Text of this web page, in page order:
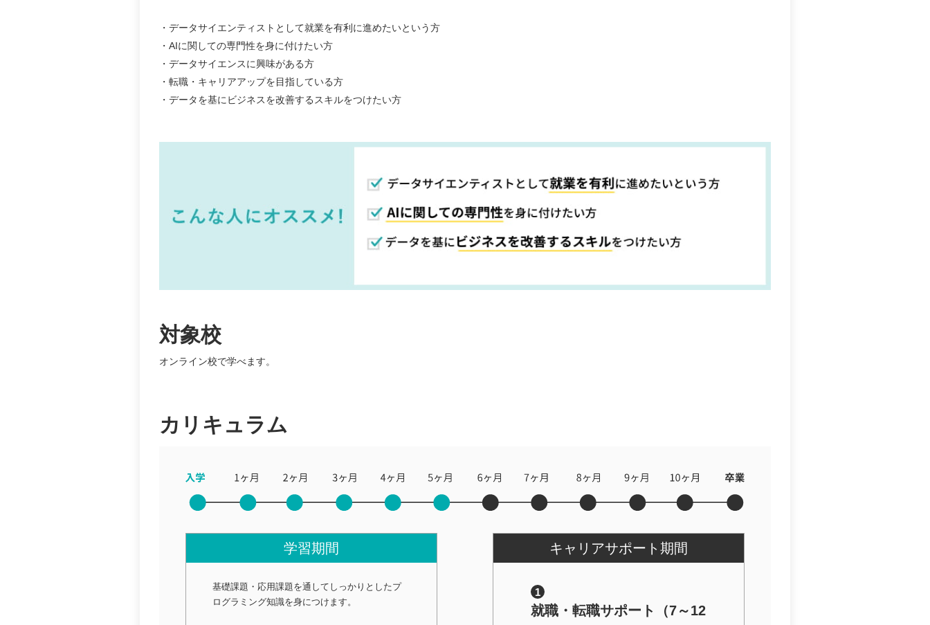
データサイエンティストとして就業を有利に進めたいという方
AIに関しての専門性を身に付けたい方
データサイエンスに興味がある方
転職・キャリアアップを目指している方
データを基にビジネスを改善するスキルをつけたい方
対象校
オンライン校で学べます。
カリキュラム
学習期間
基礎課題・応用課題を通してしっかりとしたプ
ログラミング知識を身につけます。
キャリアサポート期間
就職・転職サポート（7～12